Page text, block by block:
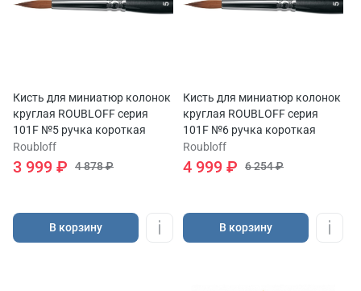
Кисть для миниатюр колонок
круглая ROUBLOFF серия
101F №5 ручка короткая
Roubloff
3 999 ₽ 4 878 ₽
В корзину
Кисть для миниатюр колонок
круглая ROUBLOFF серия
101F №6 ручка короткая
Roubloff
4 999 ₽ 6 254 ₽
В корзину